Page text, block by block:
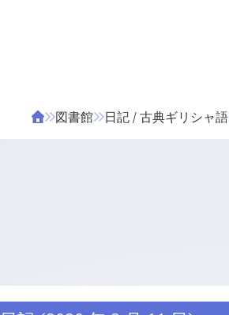
図書館 日記 / 古典ギリシャ語